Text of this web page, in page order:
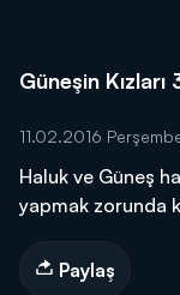
Güneşin
11.02.2016
Haluk ve Güneş
yapmak zorunda
Paylaş